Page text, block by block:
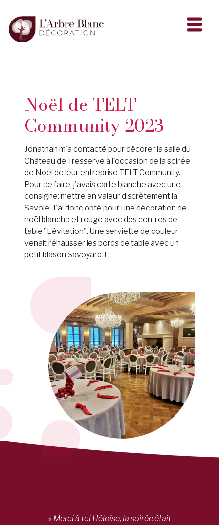
Noël de TELT
Community 2023
Jonathan m'a contacté pour décorer la salle du
Château de Tresserve à l'occasion de la soirée
de Noël de leur entreprise TELT Community.
Pour ce faire, j'avais carte blanche avec une
consigne: mettre en valeur discrètement la
Savoie. J'ai donc opté pour une décoration de
noël blanche et rouge avec des centres de
table "Lévitation". Une serviette de couleur
venait réhausser les bords de table avec un
petit blason Savoyard !
« Merci à toi Héloïse, la soirée était